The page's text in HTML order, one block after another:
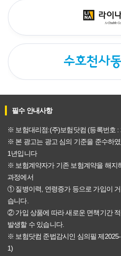
필수 안내사항
※ 보험대리점:(주)보험닷컴 (등록번호 :
※ 본 광고는 광고 심의 기준을 준수하
1년입니다
※ 보험계약자가 기존 보험계약을 해지
과정에서
① 질병이력, 연령증가 등으로 가입이
습니다.
② 가입 상품에 따라 새로운 면책기간
발생할 수 있습니다.
※ 보험닷컴 준법감시인 심의필 제
1)